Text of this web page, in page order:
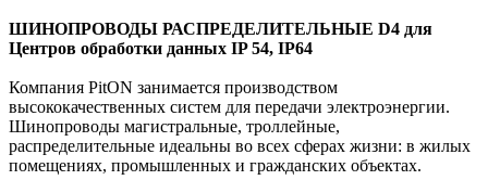
ШИНОПРОВОДЫ РАСПРЕДЕЛИТЕЛЬНЫЕ D4 для
Центров обработки данных IP 54, IP64
Компания PitON занимается производством
высококачественных систем для передачи электроэнергии.
Шинопроводы магистральные, троллейные,
распределительные идеальны во всех сферах жизни: в жилых
помещениях, промышленных и гражданских объектах.